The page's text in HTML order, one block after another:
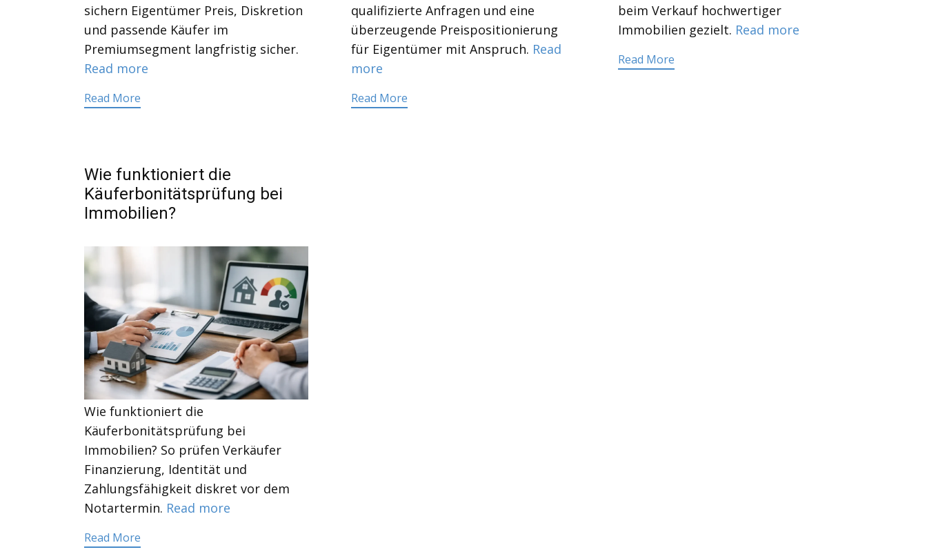
sichern Eigentümer Preis, Diskretion
und passende Käufer im
Premiumsegment langfristig sicher.
Read more
Read More
qualifizierte Anfragen und eine
überzeugende Preispositionierung
für Eigentümer mit Anspruch. Read
more
Read More
beim Verkauf hochwertiger
Immobilien gezielt. Read more
Read More
Wie funktioniert die
Käuferbonitätsprüfung bei
Immobilien?
Wie funktioniert die
Käuferbonitätsprüfung bei
Immobilien? So prüfen Verkäufer
Finanzierung, Identität und
Zahlungsfähigkeit diskret vor dem
Notartermin. Read more
Read More